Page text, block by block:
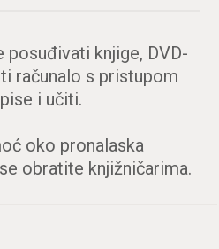
posuđivati knjige, DVD-
računalo s pristupom
i učiti.
oko pronalaska
obratite knjižničarima.